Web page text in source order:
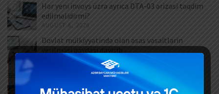
Hər yeni invoys üzrə ayrıca DTA-03 ərizəsi təqdim
edilməlidirmi?
AUGUST 6, 2026
Dövlət mülkiyyətində olan əsas vəsaitlərin
AUGUST 5, 2026
Əlilliyi olan işçinin əmək müqaviləsinə xitam